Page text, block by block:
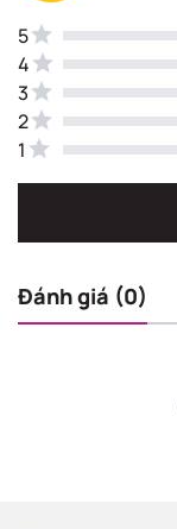
5
4
3
2
1
Đánh giá (0)